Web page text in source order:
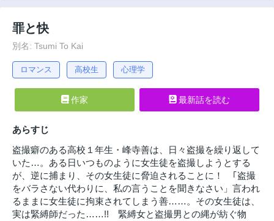
罪と快
別名: Tsumi To Kai
ロマンス 高校生 心理学
作家 最新話を読む
あらすじ
盗撮癖のある高校１年生・峰寺善は、日々盗撮を繰り返して
いた…。ある日いつものように女生徒を盗撮しようとする
が、逆に捕まり、その女生徒に脅迫されることに！ ｢盗撮
をバラさない代わりに、私の言うことを聞きなさい」言われ
るままに女生徒に拘束されてしまう善……。その女生徒は、
実は緊縛師だった……!! 緊縛女と盗撮男との縄が紡ぐ物